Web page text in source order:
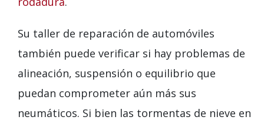
Su taller de reparación de automóviles
también puede verificar si hay problemas de
alineación, suspensión o equilibrio que
puedan comprometer aún más sus
neumáticos. Si bien las tormentas de nieve en